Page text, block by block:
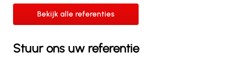
Bekijk alle referenties
Stuur ons uw referentie